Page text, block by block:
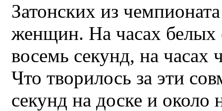
Затонских из
женщин. На часах белых
восемь секунд, на часах
Что творилось за эти
секунд на доске и около